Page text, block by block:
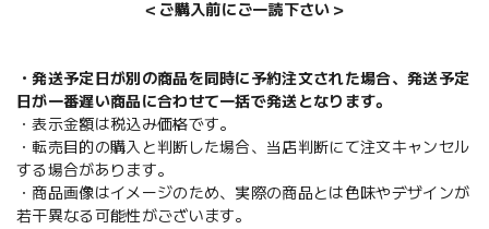
＜ご購入前にご一読下さい＞
・発送予定日が別の商品を同時に予約注文された場合、発送予定
日が一番遅い商品に合わせて一括で発送となります。
・表示金額は税込み価格です。
・転売目的の購入と判断した場合、当店判断にて注文キャンセル
する場合があります。
・商品画像はイメージのため、実際の商品とは色味やデザインが
若干異なる可能性がございます。